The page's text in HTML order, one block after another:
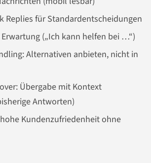
Replies für Standardentscheidungen
(„Ich kann helfen bei …“)
Alternativen anbieten, nicht in
Übergabe mit Kontext
Antworten)
Kundenzufriedenheit ohne